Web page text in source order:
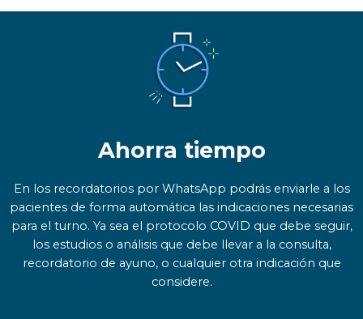
Ahorra tiempo
En los recordatorios por WhatsApp podrás enviarle a los
pacientes de forma automática las indicaciones necesarias
para el turno. Ya sea el protocolo COVID que debe seguir,
los estudios o análisis que debe llevar a la consulta,
recordatorio de ayuno, o cualquier otra indicación que
considere.